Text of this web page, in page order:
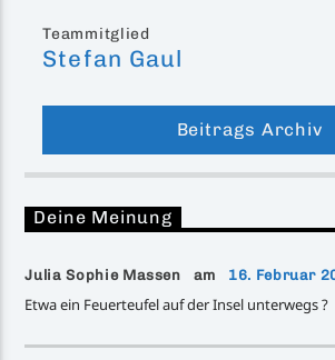
Teammitglied
Stefan Gaul
Beitrags Archiv
Deine Meinung
Julia Sophie Massen am 16. Februar
Etwa ein Feuerteufel auf der Insel unterwegs ?